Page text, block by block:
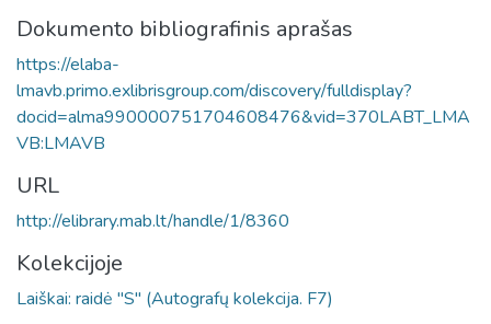
Dokumento bibliografinis aprašas
https://elaba-
lmavb.primo.exlibrisgroup.com/discovery/fulldisplay?
docid=alma990000751704608476&vid=370LABT_LMA
VB:LMAVB
URL
http://elibrary.mab.lt/handle/1/8360
Kolekcijoje
Laiškai: raidė "S" (Autografų kolekcija. F7)